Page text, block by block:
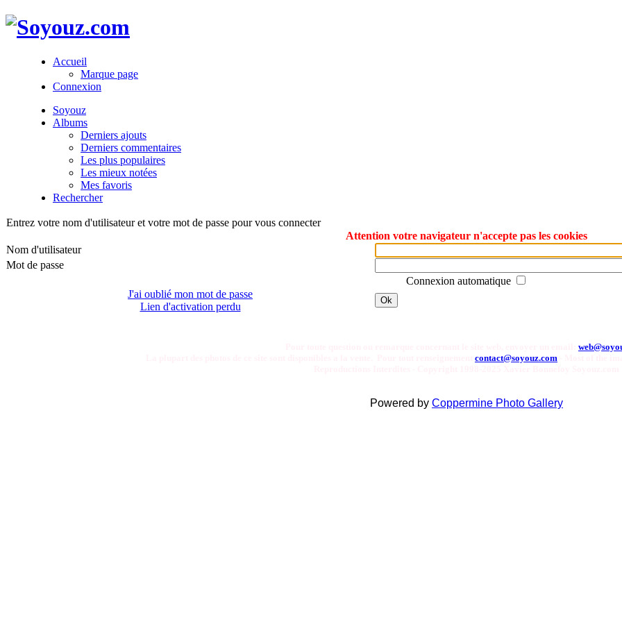
Accueil
Marque page
Connexion
Soyouz
Albums
Derniers ajouts
Derniers commentaires
Les plus populaires
Les mieux notées
Mes favoris
Rechercher
Entrez votre nom d'utilisateur et votre mot de passe pour vous connecter
Attention votre navigateur n'accepte pas les cookies
Nom d'utilisateur
Mot de passe
Connexion automatique
J'ai oublié mon mot de passe
Lien d'activation perdu
Ok
contact@soyouz.com
Powered by Coppermine Photo Gallery